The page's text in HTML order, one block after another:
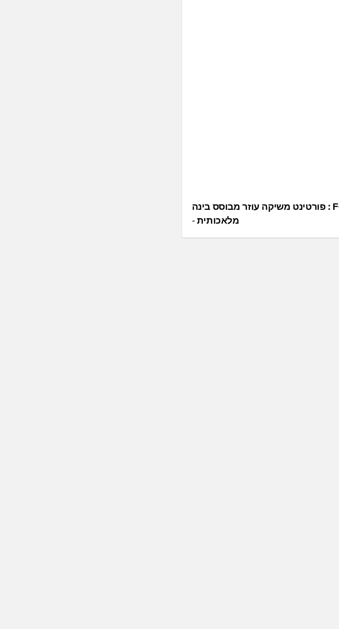
Fortinet Advisor : פורטינט משיקה עוזר מבוסס בינה
מלאכותית